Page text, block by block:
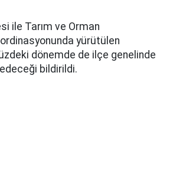
ile Tarım ve Orman
yürütülen
dönemde de ilçe genelinde
bildirildi.